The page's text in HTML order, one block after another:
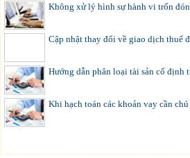
Không xử lý hình sự hành vi trốn
Cập nhật thay đổi về giao dịch thuế
Hướng dẫn phân loại tài sản cố định
Khi hạch toán các khoản vay cần